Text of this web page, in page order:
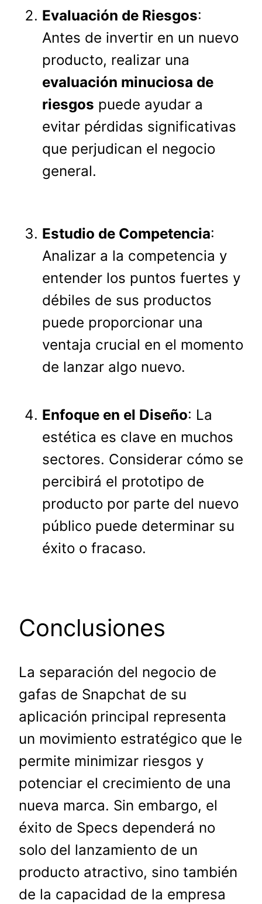
Evaluación de Riesgos:
Antes de invertir en un nuevo
producto, realizar una
evaluación minuciosa de
riesgos puede ayudar a
evitar pérdidas significativas
que perjudican el negocio
general.
Estudio de Competencia:
Analizar a la competencia y
entender los puntos fuertes y
débiles de sus productos
puede proporcionar una
ventaja crucial en el momento
de lanzar algo nuevo.
Enfoque en el Diseño: La
estética es clave en muchos
sectores. Considerar cómo se
percibirá el prototipo de
producto por parte del nuevo
público puede determinar su
éxito o fracaso.
Conclusiones
La separación del negocio de
gafas de Snapchat de su
aplicación principal representa
un movimiento estratégico que le
permite minimizar riesgos y
potenciar el crecimiento de una
nueva marca. Sin embargo, el
éxito de Specs dependerá no
solo del lanzamiento de un
producto atractivo, sino también
de la capacidad de la empresa